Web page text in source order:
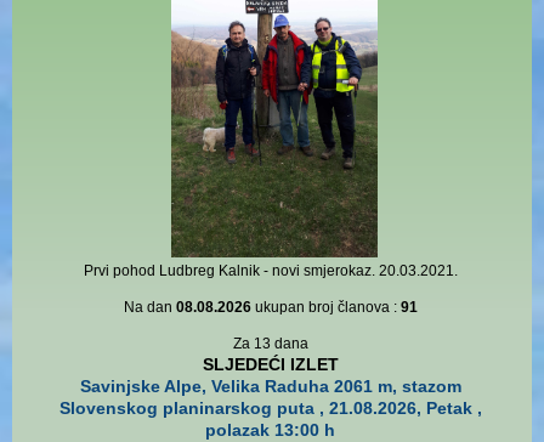
Prvi pohod Ludbreg Kalnik - novi smjerokaz. 20.03.2021.
Na dan 08.08.2026ukupan broj članova : 91
Za 13 dana
SLJEDEĆI IZLET
Savinjske Alpe, Velika Raduha 2061 m, stazom
Slovenskog planinarskog puta , 21.08.2026, Petak ,
polazak 13:00 h